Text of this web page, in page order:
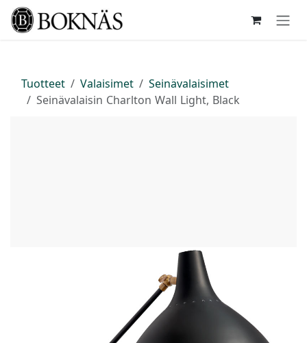
Siirry sisältöön
Tuotteet Valaisimet
Seinävalaisimet
Seinävalaisin Charlton Wall Light, Black